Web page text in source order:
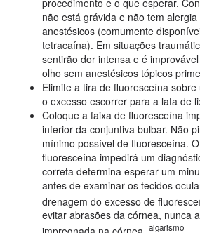
não está grávida e não tem
anestésicos (comumente
tetracaína). Em situações
sentirão dor intensa e é
olho sem anestésicos tópicos
Elimite a tira de fluoresceína
o excesso escorrer para a lata de
Coloque a faixa de fluoresceína
inferior da conjuntiva bulbar. Não
mínimo possível de fluoresceína.
fluoresceína impedirá um
correta determina esperar um
antes de examinar os tecidos
drenagem do excesso de
evitar abrasões da córnea, nunca
algarismo